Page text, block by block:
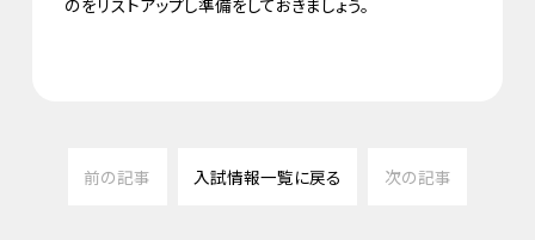
のをリストアップし準備をしておきましょう。
前の記事 入試情報一覧に戻る 次の記事